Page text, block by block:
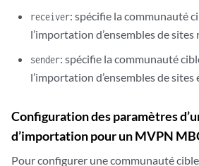
receiver: spécifie la communauté
l’importation d’ensembles de sites
sender: spécifie la communauté
l’importation d’ensembles de sites
Configuration des paramètres
d’importation pour un MVPN
Pour configurer une communauté